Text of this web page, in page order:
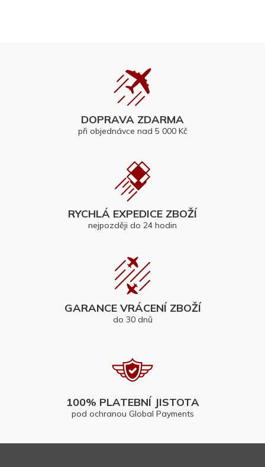
DOPRAVA ZDARMA
při objednávce nad 5 000 Kč
RYCHLÁ EXPEDICE ZBOŽÍ
nejpozději do 24 hodin
GARANCE VRÁCENÍ ZBOŽÍ
do 30 dnů
100% PLATEBNÍ JISTOTA
pod ochranou Global Payments